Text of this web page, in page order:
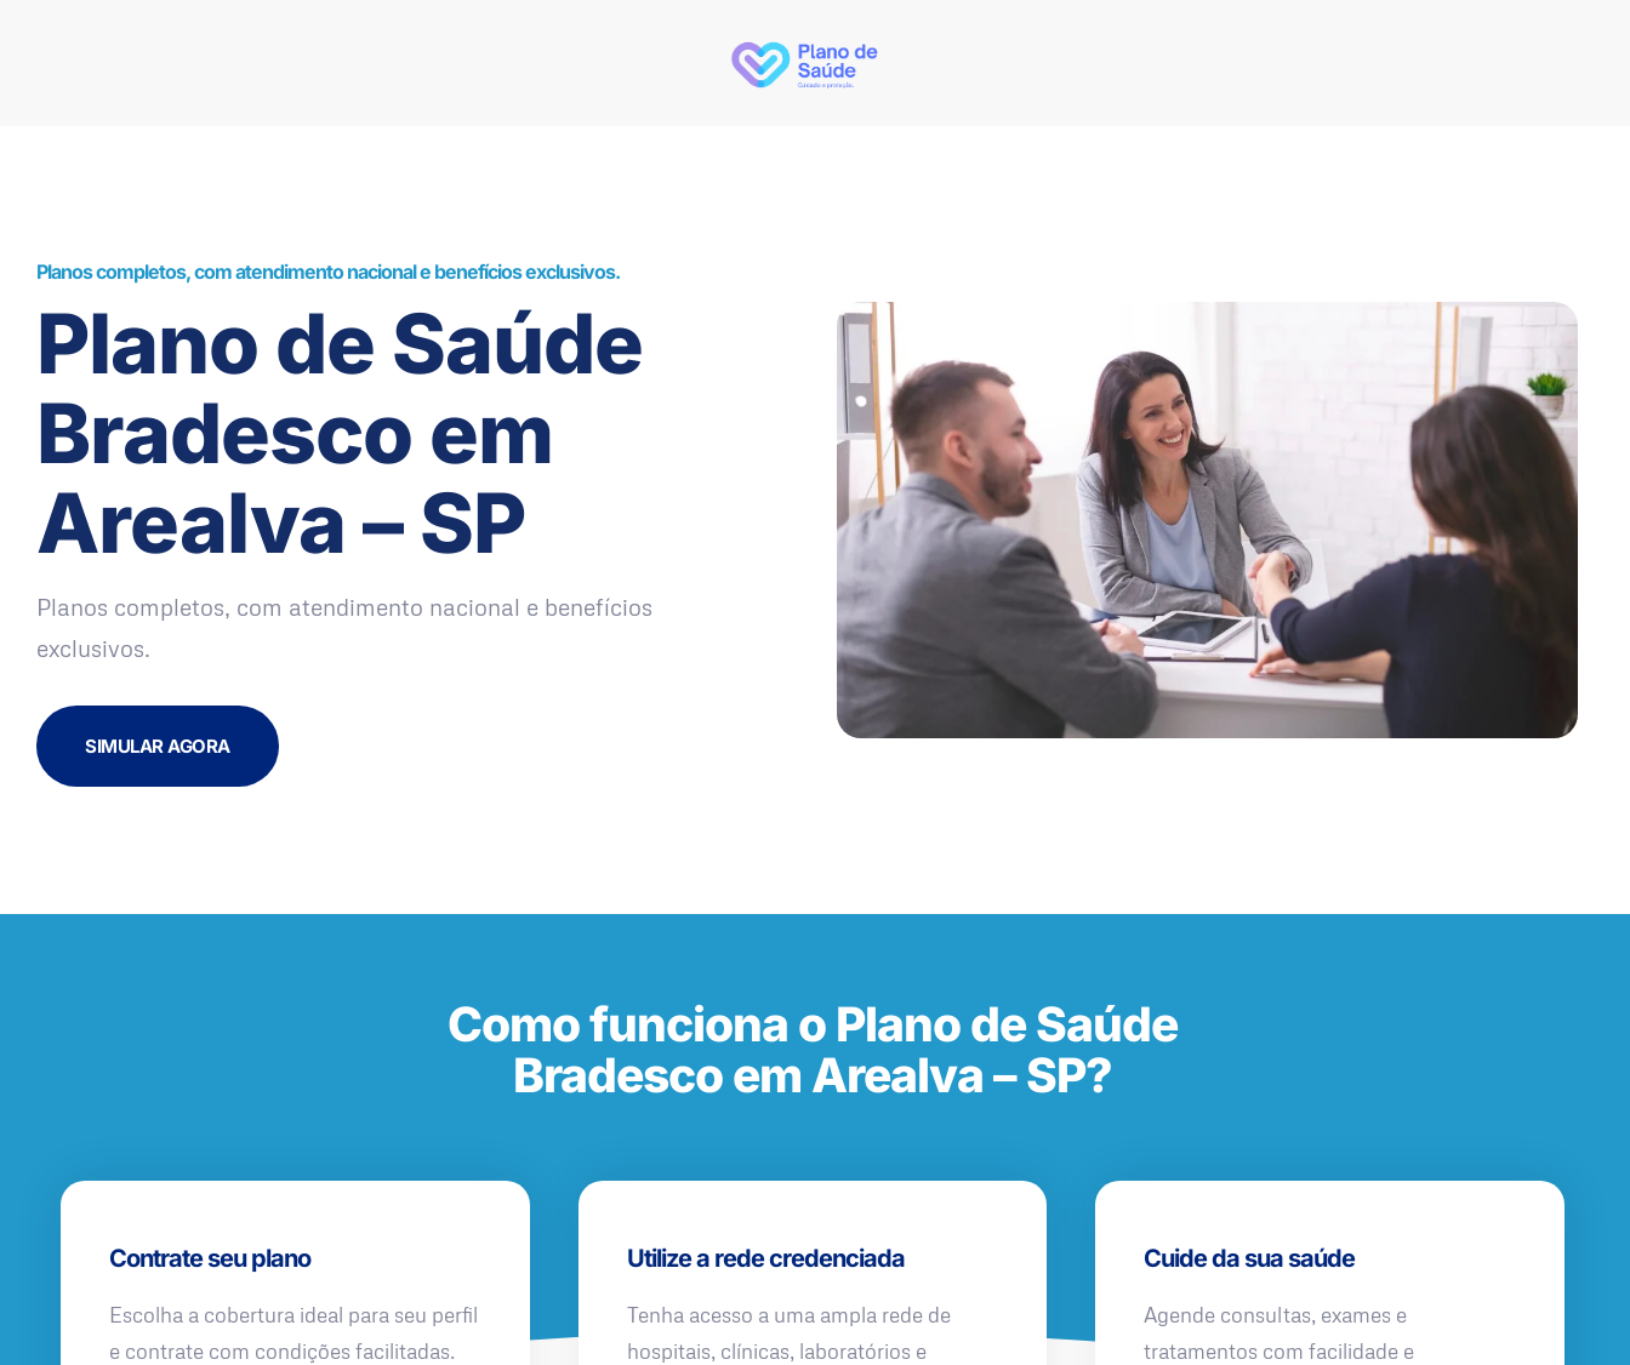
Planos completos, com atendimento nacional e benefícios exclusivos.
Plano de Saúde
Bradesco em
Arealva – SP
Planos completos, com atendimento nacional e benefícios
exclusivos.
SIMULAR AGORA
Como funciona o Plano de Saúde
Bradesco em Arealva – SP?
Contrate seu plano
Escolha a cobertura ideal para seu perfil
e contrate com condições facilitadas.
Utilize a rede credenciada
Tenha acesso a uma ampla rede de
hospitais, clínicas, laboratórios e
Cuide da sua saúde
Agende consultas, exames e
tratamentos com facilidade e